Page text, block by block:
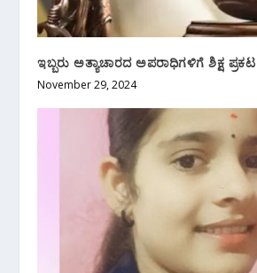
ಇಬ್ಬರು ಅತ್ಯಾಚಾರದ ಅಪರಾಧಿಗಳಿಗೆ ಶಿಕ್ಷ ಪ್ರಕಟ
November 29, 2024